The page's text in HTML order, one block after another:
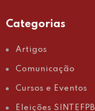
Categorias
Artigos
Comunicação
Cursos e Eventos
Eleições SINTEFPB